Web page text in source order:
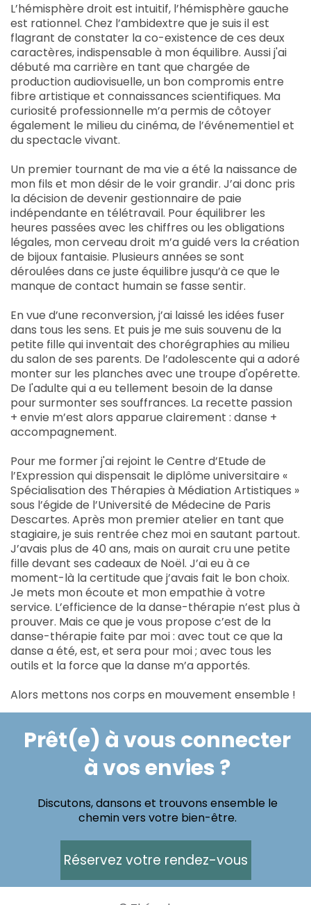
L’hémisphère droit est intuitif, l’hémisphère gauche
est rationnel. Chez l’ambidextre que je suis il est
flagrant de constater la co-existence de ces deux
caractères, indispensable à mon équilibre. Aussi j'ai
débuté ma carrière en tant que chargée de
production audiovisuelle, un bon compromis entre
fibre artistique et connaissances scientifiques. Ma
curiosité professionnelle m’a permis de côtoyer
également le milieu du cinéma, de l’événementiel et
du spectacle vivant.
Un premier tournant de ma vie a été la naissance de
mon fils et mon désir de le voir grandir. J’ai donc pris
la décision de devenir gestionnaire de paie
indépendante en télétravail. Pour équilibrer les
heures passées avec les chiffres ou les obligations
légales, mon cerveau droit m’a guidé vers la création
de bijoux fantaisie. Plusieurs années se sont
déroulées dans ce juste équilibre jusqu’à ce que le
manque de contact humain se fasse sentir.
En vue d’une reconversion, j’ai laissé les idées fuser
dans tous les sens. Et puis je me suis souvenu de la
petite fille qui inventait des chorégraphies au milieu
du salon de ses parents. De l’adolescente qui a adoré
monter sur les planches avec une troupe d'opérette.
De l'adulte qui a eu tellement besoin de la danse
pour surmonter ses souffrances. La recette passion
+ envie m’est alors apparue clairement : danse +
accompagnement.
Pour me former j'ai rejoint le Centre d’Etude de
l’Expression qui dispensait le diplôme universitaire «
Spécialisation des Thérapies à Médiation Artistiques »
sous l’égide de l’Université de Médecine de Paris
Descartes. Après mon premier atelier en tant que
stagiaire, je suis rentrée chez moi en sautant partout.
J’avais plus de 40 ans, mais on aurait cru une petite
fille devant ses cadeaux de Noël. J’ai eu à ce
moment-là la certitude que j’avais fait le bon choix.
Je mets mon écoute et mon empathie à votre
service. L’efficience de la danse-thérapie n’est plus à
prouver. Mais ce que je vous propose c’est de la
danse-thérapie faite par moi : avec tout ce que la
danse a été, est, et sera pour moi ; avec tous les
outils et la force que la danse m’a apportés.
Alors mettons nos corps en mouvement ensemble !
Prêt(e) à vous connecter
à vos envies ?
Discutons, dansons et trouvons ensemble le
chemin vers votre bien-être.
Réservez votre rendez-vous